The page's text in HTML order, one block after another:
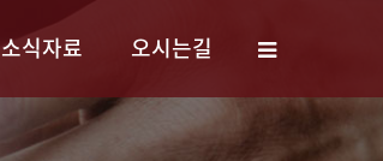
소식자료 오시는길